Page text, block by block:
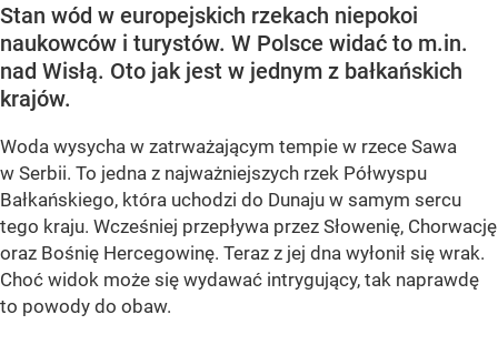
Stan wód w europejskich rzekach niepokoi
naukowców i turystów. W Polsce widać to m.in.
nad Wisłą. Oto jak jest w jednym z bałkańskich
krajów.
Woda wysycha w zatrważającym tempie w rzece Sawa
w Serbii. To jedna z najważniejszych rzek Półwyspu
Bałkańskiego, która uchodzi do Dunaju w samym sercu
tego kraju. Wcześniej przepływa przez Słowenię, Chorwację
oraz Bośnię Hercegowinę. Teraz z jej dna wyłonił się wrak.
Choć widok może się wydawać intrygujący, tak naprawdę
to powody do obaw.